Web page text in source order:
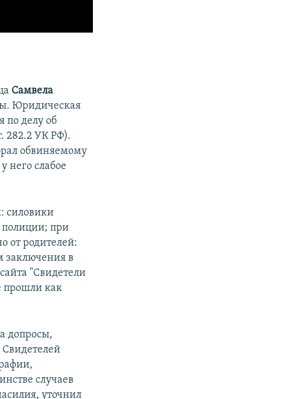
Самвела
Юридическая
по делу об
282.2 УК РФ).
обвиняемому
него слабое
силовики
полиции; при
от родителей:
заключения в
"Свидетели
прошли как
допросы,
Свидетелей
случаев
уточнил